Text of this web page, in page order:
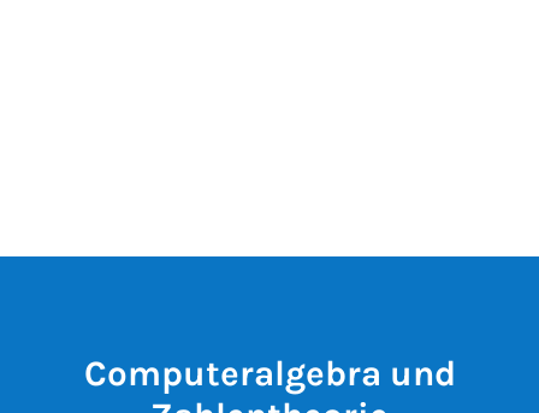
Computeralgebra und